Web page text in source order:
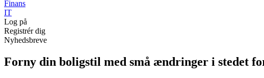
Finans
IT
Log på
Registrér dig
Nyhedsbreve
Forny din boligstil med små ændringer i stedet